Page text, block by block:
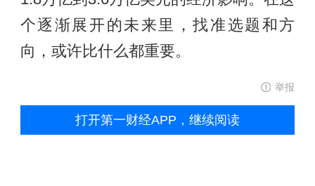
个逐渐展开的未来里，找准选题和方
向，或许比什么都重要。
举报
打开第一财经APP，继续阅读